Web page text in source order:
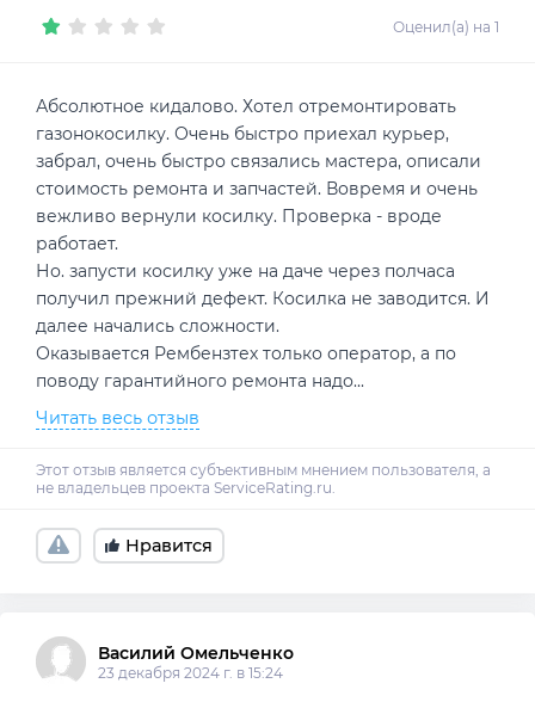
Оценил(а) на 1
Абсолютное кидалово. Хотел отремонтировать
газонокосилку. Очень быстро приехал курьер,
забрал, очень быстро связались мастера, описали
стоимость ремонта и запчастей. Вовремя и очень
вежливо вернули косилку. Проверка - вроде
работает.
Но. запусти косилку уже на даче через полчаса
получил прежний дефект. Косилка не заводится. И
далее начались сложности.
Оказывается Рембензтех только оператор, а по
поводу гарантийного ремонта надо...
Читать весь отзыв
Нравится
Василий Омельченко
23 декабря 2024 г. в 15:24